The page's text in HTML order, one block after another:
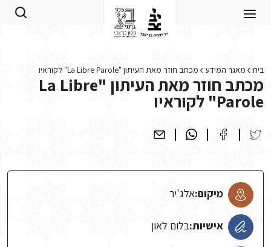
בית מאגר המידע מכתב חוזר מאת העיתון "La Libre Parole" לקוראיו
מכתב חוזר מאת העיתון "La Libre
Parole" לקוראיו
מיקום:אלג'יר
אישיות:בלום לאון